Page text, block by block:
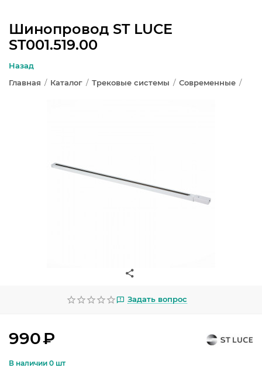
Шинопровод ST LUCE
ST001.519.00
Назад
Главная / Каталог / Трековые системы / Современные /
Задать вопрос
990₽
В наличии 0 шт
ЛЮСТРЫ
СВЕТИЛЬНИКИ КАК В ИКЕА
ЛАМПОЧКИ